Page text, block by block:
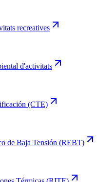
recreatives
d'activitats
(CTE)
de Baja Tensión (REBT)